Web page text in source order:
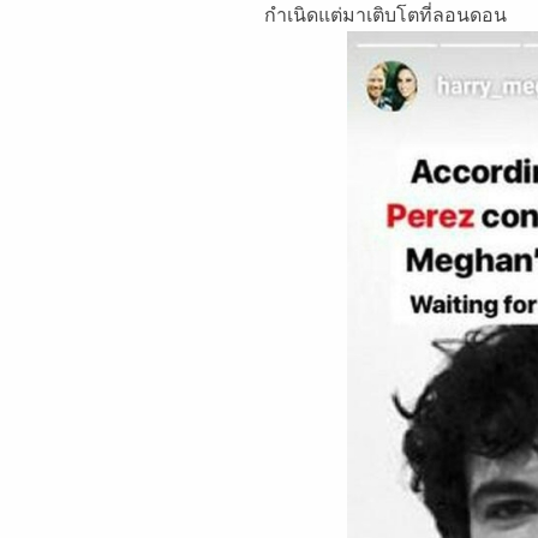
กำเนิดแต่มาเติบโตที่ลอนดอน